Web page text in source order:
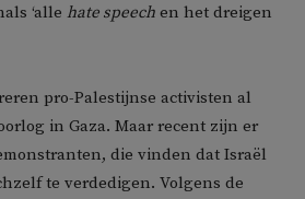
‘alle hate speech en het dreigen
pro-Palestijnse activisten al
in Gaza. Maar recent zijn er
die vinden dat Israël
te verdedigen. Volgens de